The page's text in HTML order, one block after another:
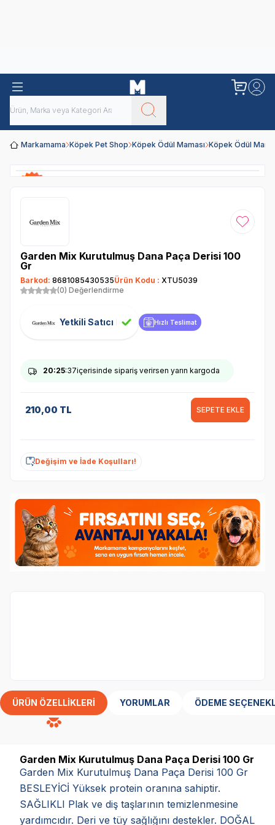
Markamama Köpek Pet Shop Köpek Ödül Maması Köpek Ödül
Favoriye
Garden Mix Kurutulmuş Dana Paça Derisi 100
Gr
Barkod: 8681085430535Ürün Kodu : XTU5039
(0) Değerlendirme
Yetkili Satıcı Hızlı Teslimat
20:25:37içerisinde sipariş verirsen yarın kargoda
210,00 TL SEPETE EKLE
Değişim ve İade Koşulları!
ÜRÜN ÖZELLIKLERI YORUMLAR ÖDEME
Garden Mix Kurutulmuş Dana Paça Derisi 100 Gr
Garden Mix Kurutulmuş Dana Paça Derisi 100 Gr
BESLEYİCİ Yüksek protein oranına sahiptir.
SAĞLIKLI Plak ve diş taşlarının temizlenmesine
yardımcıdır. Deri ve tüy sağlığını destekler. DOĞAL